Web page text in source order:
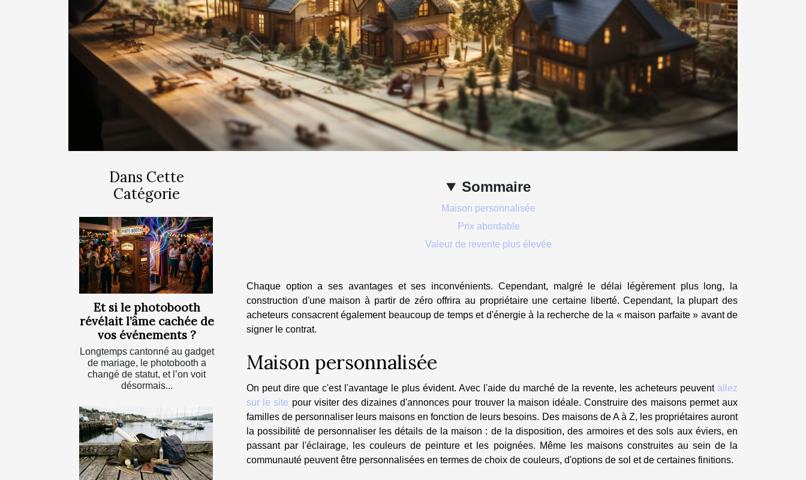
Dans Cette
Catégorie
Et si le photobooth
révélait l’âme cachée de
vos événements ?
Longtemps cantonné au gadget
de mariage, le photobooth a
changé de statut, et l’on voit
désormais...
Sommaire
Maison personnalisée
Prix ​​abordable
Valeur de revente plus élevée
Chaque option a ses avantages et ses inconvénients. Cependant, malgré le délai légèrement plus long, la
construction d'une maison à partir de zéro offrira au propriétaire une certaine liberté. Cependant, la plupart des
acheteurs consacrent également beaucoup de temps et d'énergie à la recherche de la « maison parfaite » avant de
signer le contrat.
Maison personnalisée
On peut dire que c'est l'avantage le plus évident. Avec l'aide du marché de la revente, les acheteurs peuvent allez
sur le site pour visiter des dizaines d'annonces pour trouver la maison idéale. Construire des maisons permet aux
familles de personnaliser leurs maisons en fonction de leurs besoins. Des maisons de A à Z, les propriétaires auront
la possibilité de personnaliser les détails de la maison : de la disposition, des armoires et des sols aux éviers, en
passant par l'éclairage, les couleurs de peinture et les poignées. Même les maisons construites au sein de la
communauté peuvent être personnalisées en termes de choix de couleurs, d'options de sol et de certaines finitions.